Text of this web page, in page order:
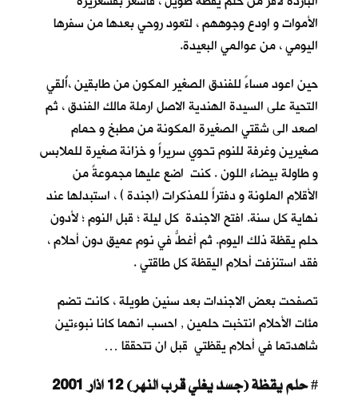
الأموات و اودع وجوههم ، لتعود روحي بعدها من سفرها
اليومي ، من عوالمي البعيدة.
حين اعود مساءً للفندق الصغير المكون من طابقين ،أُلقي
التحية على السيدة الهندية الاصل ارملة مالك الفندق ، ثم
اصعد الى شقتي الصغيرة المكونة من مطبخ و حمام
صغيرين وغرفة للنوم تحوي سريراً و خزانة صغيرة للملابس
و طاولة بيضاء اللون . كنت اضع عليها مجموعةً من
الأقلام الملونة و دفتراً للمذكرات (اجندة ) ، استبدلها عند
نهاية كل سنة. افتح الاجندة كل ليلة ؛ قبل النوم ؛ لأدون
حلم يقظة ذلك اليوم. ثم أغطُّ في نوم عميق دون أحلام ،
فقد استنزفت أحلام اليقظة كل طاقتي .
تصفحت بعض الاجندات بعد سنين طويلة ، كانت تضم
مئات الأحلام انتخبت حلمين , احسب انهما كانا نبوءتين
شاهدتما في أحلام يقظتي قبل ان تتحققا …
#حلم يقظة (جسد يغلي قرب النهر) 12 اذار 2001